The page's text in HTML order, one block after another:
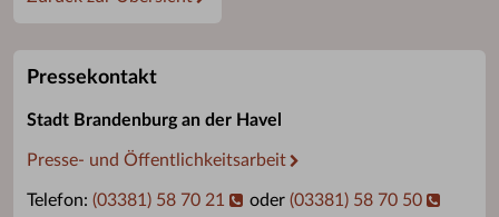
Pressekontakt
Stadt Brandenburg an der Havel
Presse- und Öffentlichkeitsarbeit
Telefon: (03381) 58 70 21 oder (03381) 58 70 50